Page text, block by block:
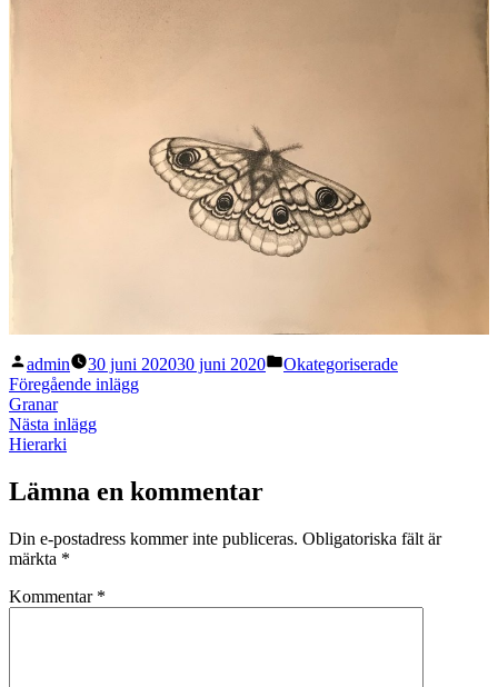
Publicerat
av
admin 30 juni 202030 juni 2020
Publicerat
Okategoriserade
Inläggsnavigering
Föregående inläggFöregående
Granar
Nästa inläggNästa
Hierarki
Lämna en kommentar
Din e-postadress kommer inte publiceras. Obligatoriska fält är
märkta *
Kommentar *